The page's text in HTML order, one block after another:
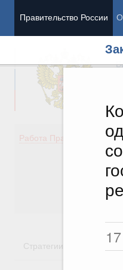
Правительство России О
Работа Правительства
Стратегии